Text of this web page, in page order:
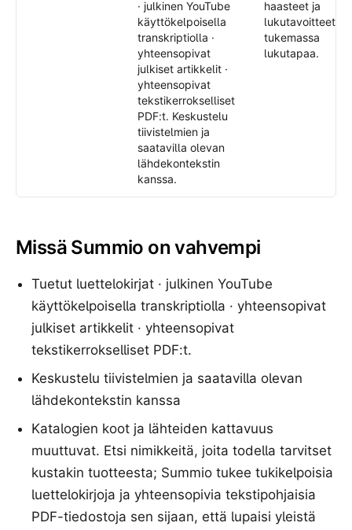
· julkinen YouTube
käyttökelpoisella
transkriptiolla ·
yhteensopivat
julkiset artikkelit ·
yhteensopivat
tekstikerrokselliset
PDF:t. Keskustelu
tiivistelmien ja
saatavilla olevan
lähdekontekstin
kanssa.
haasteet ja
lukutavoitteet
tukemassa
lukutapaa.
Missä Summio on vahvempi
Tuetut luettelokirjat · julkinen YouTube
käyttökelpoisella transkriptiolla · yhteensopivat
julkiset artikkelit · yhteensopivat
tekstikerrokselliset PDF:t.
Keskustelu tiivistelmien ja saatavilla olevan
lähdekontekstin kanssa
Katalogien koot ja lähteiden kattavuus
muuttuvat. Etsi nimikkeitä, joita todella tarvitset
kustakin tuotteesta; Summio tukee tukikelpoisia
luettelokirjoja ja yhteensopivia tekstipohjaisia ​​
PDF-tiedostoja sen sijaan, että lupaisi yleistä